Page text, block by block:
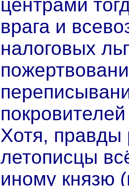
центрами
врага и
налоговых
Хотя, правды
летописцы
иному князю